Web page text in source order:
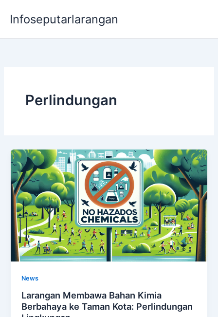
Infoseputarlarangan
Perlindungan
News
Larangan Membawa Bahan Kimia
Berbahaya ke Taman Kota: Perlindungan